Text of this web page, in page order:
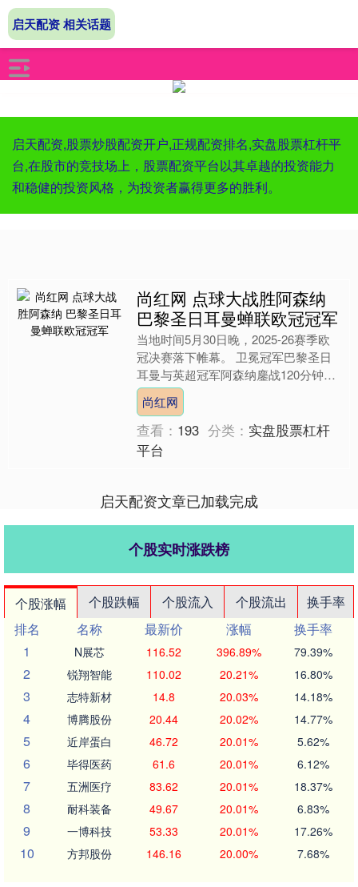
启天配资,股票炒股配资开户,正规配资排名,实盘股票杠杆平
台,在股市的竞技场上，股票配资平台以其卓越的投资能力
和稳健的投资风格，为投资者赢得更多的胜利。
启天配资 相关话题
尚红网 点球大战胜阿森纳
巴黎圣日耳曼蝉联欧冠冠军
当地时间5月30日晚，2025-26赛季欧
冠决赛落下帷幕。 卫冕冠军巴黎圣日
耳曼与英超冠军阿森纳鏖战120分钟战
成1：1平。点球大战中，巴黎圣日耳
曼4：3战胜阿....
尚红网
查看： 193 分类： 实盘股票杠杆
平台
启天配资文章已加载完成
个股实时涨跌榜
个股涨幅 个股跌幅 个股流入 个股流出
换手率
排名
名称 最新价 涨幅
换手率
1
N展芯 116.52 396.89% 79.39%
2 锐翔智能 110.02 20.21% 16.80%
3 志特新材 14.8 20.03% 14.18%
4 博腾股份 20.44 20.02% 14.77%
5 近岸蛋白 46.72 20.01% 5.62%
6 毕得医药 61.6 20.01% 6.12%
7 五洲医疗 83.62 20.01% 18.37%
8 耐科装备 49.67 20.01% 6.83%
9 一博科技 53.33 20.01% 17.26%
10 方邦股份 146.16 20.00% 7.68%